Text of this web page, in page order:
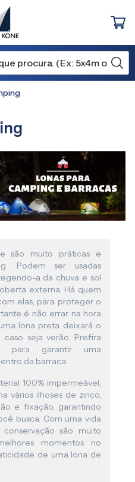
são muito práticas e
Podem ser usadas
a da chuva e sol
externa. Há quem
elas, para proteger o
é não errar na hora
lona preta deixará o
seja verão. Prefira
para garantir uma
da barraca.
100% impermeável,
vários ilhoses de zinco,
e fixação, garantindo
busca. Com uma vida
são muito
momentos no
de uma lona de